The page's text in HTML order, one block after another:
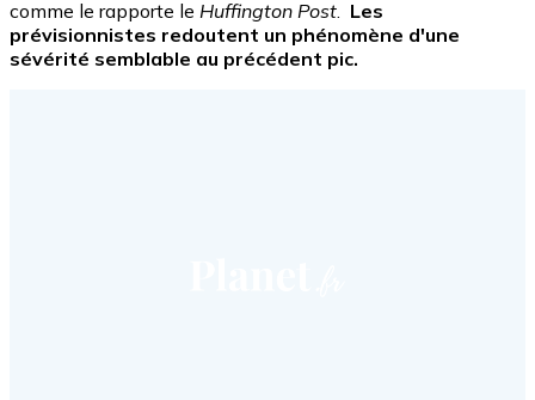
comme le rapporte le Huffington Post Les
prévisionnistes redoutent un phénomène d'une
sévérité semblable au précédent pic.